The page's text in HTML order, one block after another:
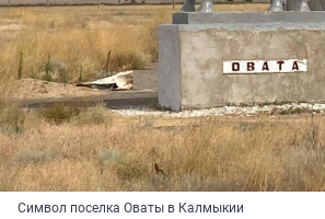
Символ поселка Оваты в Калмыкии